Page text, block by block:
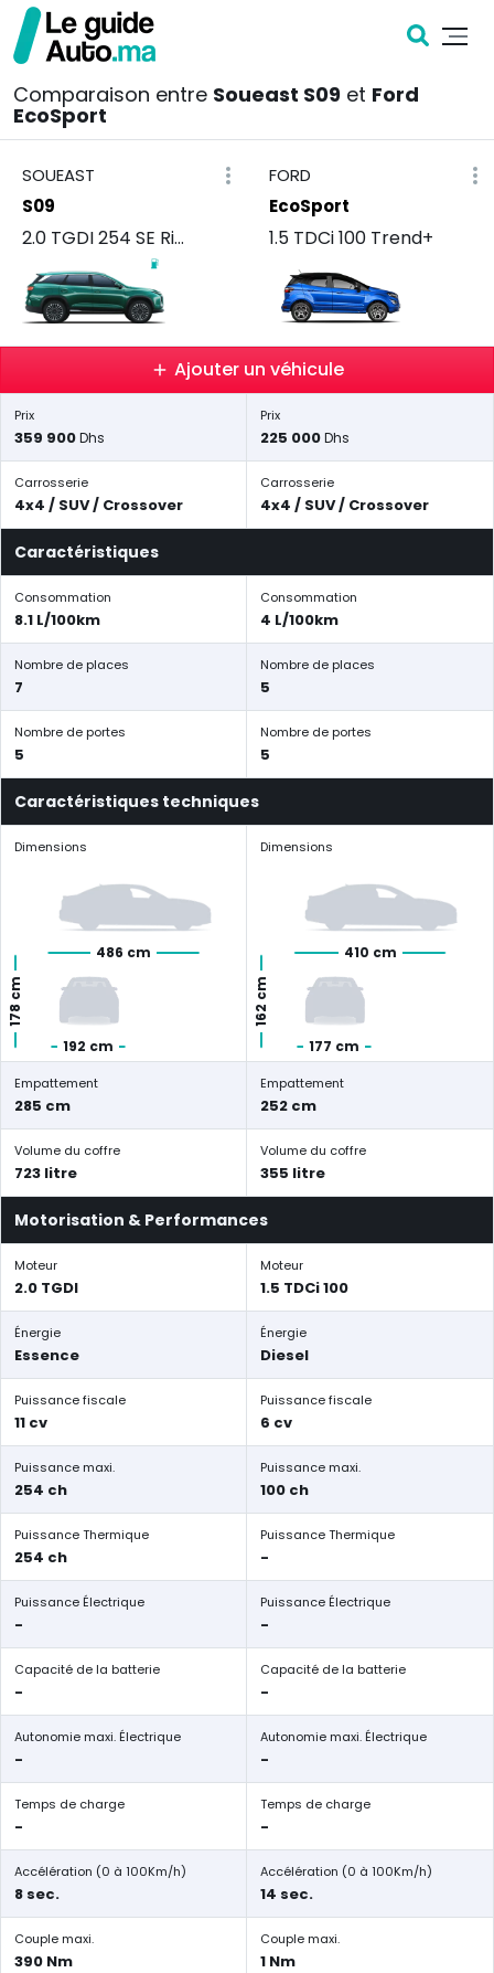
Comparaison entre Soueast S09 et Ford
EcoSport
SOUEAST
S09
2.0 TGDI 254 SE Rise
FORD
EcoSport
1.5 TDCi 100 Trend+
Ajouter un véhicule
Prix
359 900Dhs
Prix
225 000Dhs
Carrosserie
4x4 / SUV / Crossover
Carrosserie
4x4 / SUV / Crossover
Caractéristiques
Consommation
8.1 L/100km
Consommation
4 L/100km
Nombre de places
7
Nombre de places
5
Nombre de portes
5
Nombre de portes
5
Caractéristiques techniques
Dimensions
486 cm
192 cm
178 cm
Dimensions
410 cm
177 cm
162 cm
Empattement
285 cm
Empattement
252 cm
Volume du coffre
723 litre
Volume du coffre
355 litre
Motorisation & Performances
Moteur
2.0 TGDI
Moteur
1.5 TDCi 100
Énergie
Essence
Énergie
Diesel
Puissance fiscale
11 cv
Puissance fiscale
6 cv
Puissance maxi.
254 ch
Puissance maxi.
100 ch
Puissance Thermique
254 ch
Puissance Thermique
-
Puissance Électrique
-
Puissance Électrique
-
Capacité de la batterie
-
Capacité de la batterie
-
Autonomie maxi. Électrique
-
Autonomie maxi. Électrique
-
Temps de charge
-
Temps de charge
-
Accélération (0 à 100Km/h)
8 sec.
Accélération (0 à 100Km/h)
14 sec.
Couple maxi.
390 Nm
Couple maxi.
1 Nm